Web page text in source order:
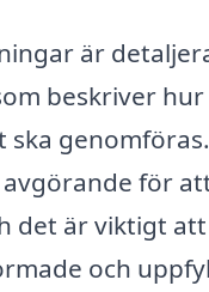
är
beskriver
för
det är viktigt
och